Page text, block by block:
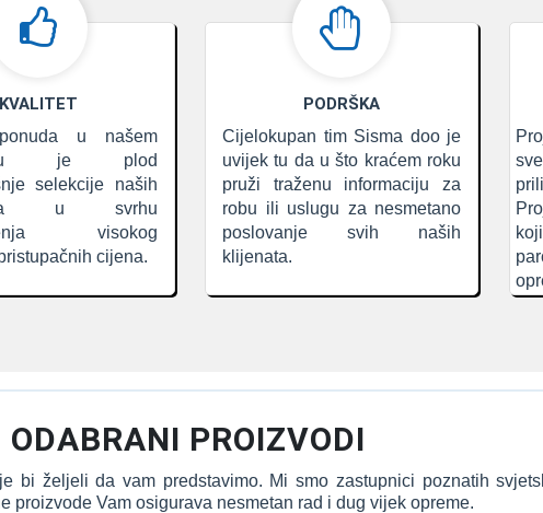
KVALITET
u našem
je plod
selekcije naših
u svrhu
visokog
cijena.
PODRŠKA
Cijelokupan tim Sisma doo je
uvijek tu da u što kraćem roku
pruži traženu informaciju za
robu ili uslugu za nesmetano
poslovanje svih naših
klijenata.
ODABRANI PROIZVODI
bi željeli da vam predstavimo. Mi smo zastupnici poznatih
proizvode Vam osigurava nesmetan rad i dug vijek opreme.